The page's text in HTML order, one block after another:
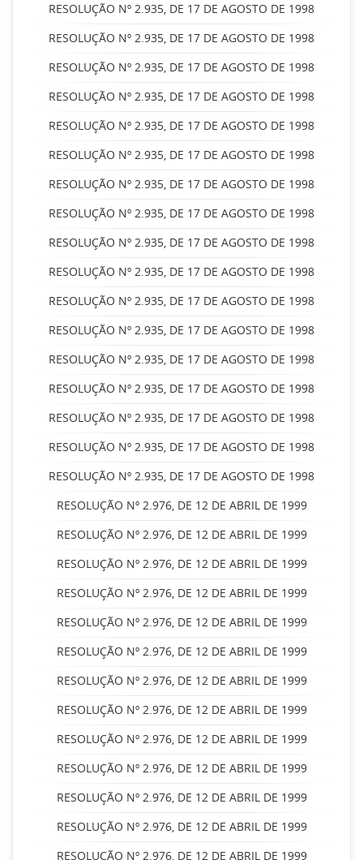
RESOLUÇÃO Nº 2.935, DE 17 DE AGOSTO DE 1998
RESOLUÇÃO Nº 2.935, DE 17 DE AGOSTO DE 1998
RESOLUÇÃO Nº 2.935, DE 17 DE AGOSTO DE 1998
RESOLUÇÃO Nº 2.935, DE 17 DE AGOSTO DE 1998
RESOLUÇÃO Nº 2.935, DE 17 DE AGOSTO DE 1998
RESOLUÇÃO Nº 2.935, DE 17 DE AGOSTO DE 1998
RESOLUÇÃO Nº 2.935, DE 17 DE AGOSTO DE 1998
RESOLUÇÃO Nº 2.935, DE 17 DE AGOSTO DE 1998
RESOLUÇÃO Nº 2.935, DE 17 DE AGOSTO DE 1998
RESOLUÇÃO Nº 2.935, DE 17 DE AGOSTO DE 1998
RESOLUÇÃO Nº 2.935, DE 17 DE AGOSTO DE 1998
RESOLUÇÃO Nº 2.935, DE 17 DE AGOSTO DE 1998
RESOLUÇÃO Nº 2.935, DE 17 DE AGOSTO DE 1998
RESOLUÇÃO Nº 2.935, DE 17 DE AGOSTO DE 1998
RESOLUÇÃO Nº 2.935, DE 17 DE AGOSTO DE 1998
RESOLUÇÃO Nº 2.935, DE 17 DE AGOSTO DE 1998
RESOLUÇÃO Nº 2.935, DE 17 DE AGOSTO DE 1998
RESOLUÇÃO Nº 2.976, DE 12 DE ABRIL DE 1999
RESOLUÇÃO Nº 2.976, DE 12 DE ABRIL DE 1999
RESOLUÇÃO Nº 2.976, DE 12 DE ABRIL DE 1999
RESOLUÇÃO Nº 2.976, DE 12 DE ABRIL DE 1999
RESOLUÇÃO Nº 2.976, DE 12 DE ABRIL DE 1999
RESOLUÇÃO Nº 2.976, DE 12 DE ABRIL DE 1999
RESOLUÇÃO Nº 2.976, DE 12 DE ABRIL DE 1999
RESOLUÇÃO Nº 2.976, DE 12 DE ABRIL DE 1999
RESOLUÇÃO Nº 2.976, DE 12 DE ABRIL DE 1999
RESOLUÇÃO Nº 2.976, DE 12 DE ABRIL DE 1999
RESOLUÇÃO Nº 2.976, DE 12 DE ABRIL DE 1999
RESOLUÇÃO Nº 2.976, DE 12 DE ABRIL DE 1999
RESOLUÇÃO Nº 2.976, DE 12 DE ABRIL DE 1999